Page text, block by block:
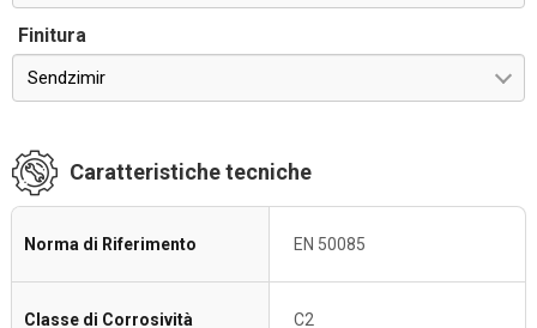
Finitura
Sendzimir
Caratteristiche tecniche
Norma di Riferimento EN 50085
Classe di Corrosività C2